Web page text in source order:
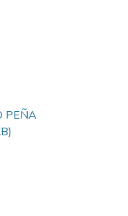
PEÑA